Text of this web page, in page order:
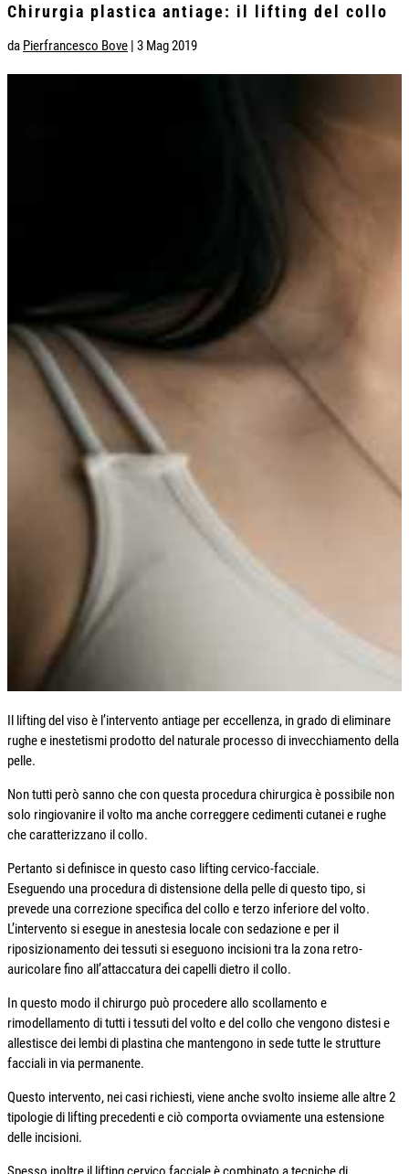
Chirurgia plastica antiage: il lifting del collo
da Pierfrancesco Bove | 3 Mag 2019
Il lifting del viso è l’intervento antiage per eccellenza, in grado di eliminare
rughe e inestetismi prodotto del naturale processo di invecchiamento della
pelle.
Non tutti però sanno che con questa procedura chirurgica è possibile non
solo ringiovanire il volto ma anche correggere cedimenti cutanei e rughe
che caratterizzano il collo.
Pertanto si definisce in questo caso lifting cervico-facciale.
Eseguendo una procedura di distensione della pelle di questo tipo, si
prevede una correzione specifica del collo e terzo inferiore del volto.
L’intervento si esegue in anestesia locale con sedazione e per il
riposizionamento dei tessuti si eseguono incisioni tra la zona retro-
auricolare fino all’attaccatura dei capelli dietro il collo.
In questo modo il chirurgo può procedere allo scollamento e
rimodellamento di tutti i tessuti del volto e del collo che vengono distesi e
allestisce dei lembi di plastina che mantengono in sede tutte le strutture
facciali in via permanente.
Questo intervento, nei casi richiesti, viene anche svolto insieme alle altre 2
tipologie di lifting precedenti e ciò comporta ovviamente una estensione
delle incisioni.